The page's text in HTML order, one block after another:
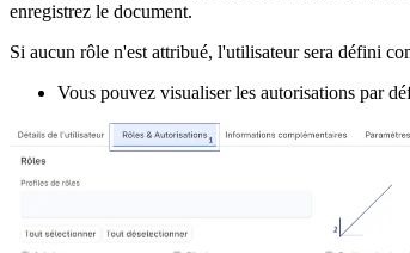
enregistrez le document.
Si aucun rôle n'est attribué, l'utilisateur sera défini
Vous pouvez visualiser les autorisations par